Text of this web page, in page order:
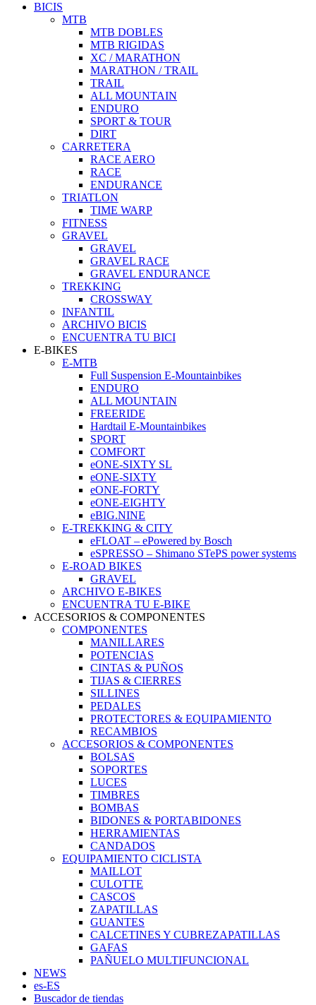
BICIS
MTB
MTB DOBLES
MTB RIGIDAS
XC / MARATHON
MARATHON / TRAIL
TRAIL
ALL MOUNTAIN
ENDURO
SPORT & TOUR
DIRT
CARRETERA
RACE AERO
RACE
ENDURANCE
TRIATLON
TIME WARP
FITNESS
GRAVEL
GRAVEL
GRAVEL RACE
GRAVEL ENDURANCE
TREKKING
CROSSWAY
INFANTIL
ARCHIVO BICIS
ENCUENTRA TU BICI
E-BIKES
E-MTB
Full Suspension E-Mountainbikes
ENDURO
ALL MOUNTAIN
FREERIDE
Hardtail E-Mountainbikes
SPORT
COMFORT
eONE-SIXTY SL
eONE-SIXTY
eONE-FORTY
eONE-EIGHTY
eBIG.NINE
E-TREKKING & CITY
eFLOAT – ePowered by Bosch
eSPRESSO – Shimano STePS power systems
E-ROAD BIKES
GRAVEL
ARCHIVO E-BIKES
ENCUENTRA TU E-BIKE
ACCESORIOS & COMPONENTES
COMPONENTES
MANILLARES
POTENCIAS
CINTAS & PUÑOS
TIJAS & CIERRES
SILLINES
PEDALES
PROTECTORES & EQUIPAMIENTO
RECAMBIOS
ACCESORIOS & COMPONENTES
BOLSAS
SOPORTES
LUCES
TIMBRES
BOMBAS
BIDONES & PORTABIDONES
HERRAMIENTAS
CANDADOS
EQUIPAMIENTO CICLISTA
MAILLOT
CULOTTE
CASCOS
ZAPATILLAS
GUANTES
CALCETINES Y CUBREZAPATILLAS
GAFAS
PAÑUELO MULTIFUNCIONAL
NEWS
es-ES
Buscador de tiendas